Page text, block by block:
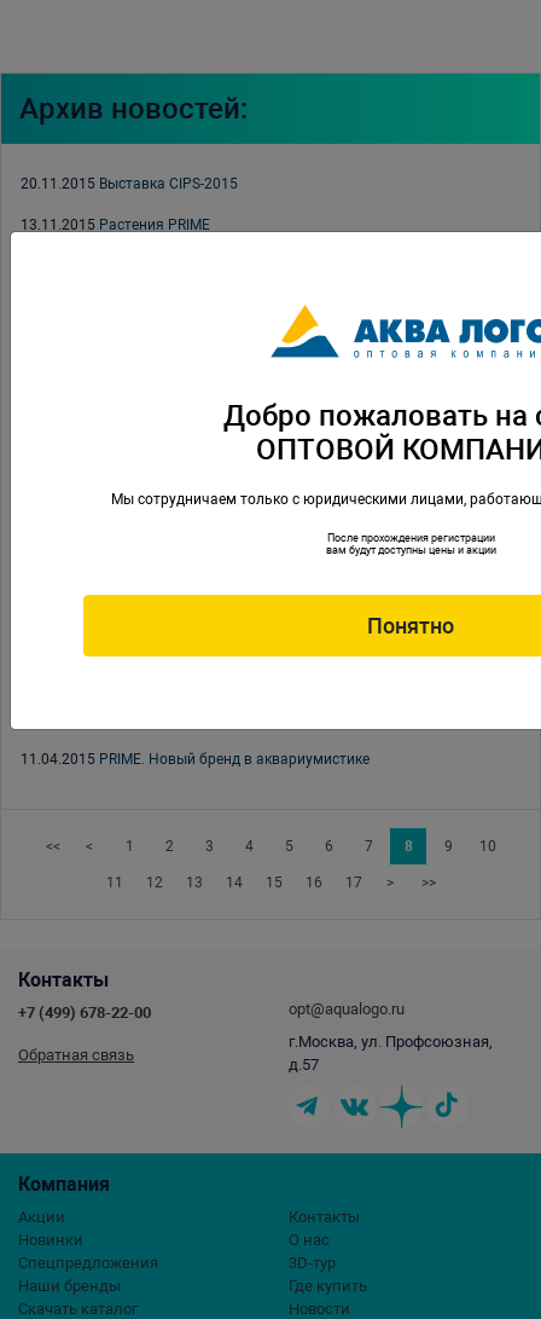
Архив новостей:
20.11.2015 Выставка CIPS-2015
13.11.2015 Растения PRIME
Новые грунты для аквариума PRIME
Аквариумы и светильники Aquael
Скидки на продукцию Witte Molen в августе
18.05.2015Безумная распродажа
11.04.2015 PRIME. Новый бренд в аквариумистике
<< < 1 2 3 4 5 6 7 8 9 10
11 12 13 14 15 16 17 > >>
Компания
Акции
Новинки
Спецпредложения
Наши бренды
Скачать каталог
Контакты
О нас
3D-тур
Где купить
Новости
Контакты
+7 (499) 678-22-00
Обратная связь
opt@aqualogo.ru
г.Москва, ул. Профсоюзная,
д.57
Добро пожаловать на
ОПТОВОЙ
Мы сотрудничаем только с юридическими лицами,
После прохождения регистрации
вам будут доступны цены и акции
Понятно